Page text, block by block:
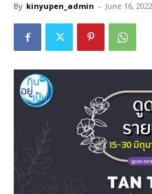
By kinyupen_admin - June 16, 2022